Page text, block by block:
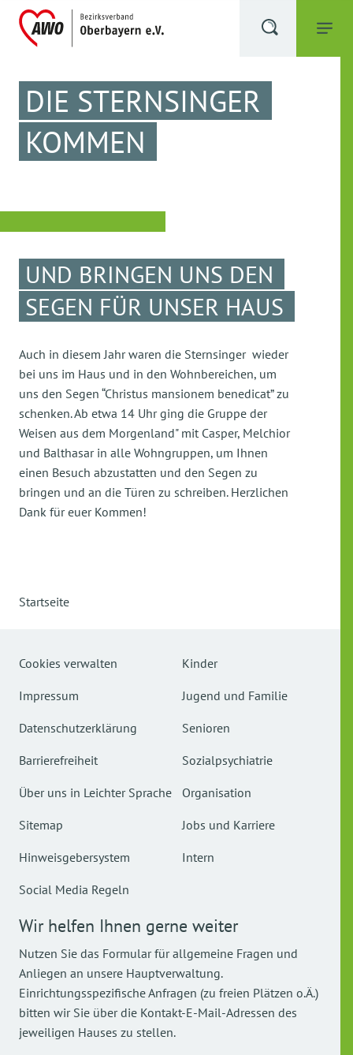
DIE STERNSINGER
KOMMEN
UND BRINGEN UNS DEN
SEGEN FÜR UNSER HAUS
Auch in diesem Jahr waren die Sternsinger wieder
bei uns im Haus und in den Wohnbereichen, um
uns den Segen “Christus mansionem benedicat” zu
schenken. Ab etwa 14 Uhr ging die Gruppe der
Weisen aus dem Morgenland" mit Casper, Melchior
und Balthasar in alle Wohngruppen, um Ihnen
einen Besuch abzustatten und den Segen zu
bringen und an die Türen zu schreiben. Herzlichen
Dank für euer Kommen!
Startseite
Cookies verwalten
Impressum
Datenschutzerklärung
Barrierefreiheit
Über uns in Leichter Sprache
Sitemap
Hinweisgebersystem
Social Media Regeln
Kinder
Jugend und Familie
Senioren
Sozialpsychiatrie
Organisation
Jobs und Karriere
Intern
Wir helfen Ihnen gerne weiter
Nutzen Sie das Formular für allgemeine Fragen und
Anliegen an unsere Hauptverwaltung.
Einrichtungsspezifische Anfragen (zu freien Plätzen o.Ä.)
bitten wir Sie über die Kontakt-E-Mail-Adressen des
jeweiligen Hauses zu stellen.